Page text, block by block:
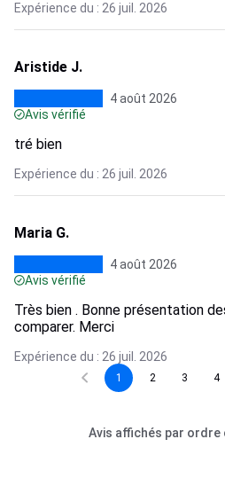
Expérience du : 26 juil. 2026
Aristide J.
4 août 2026
Avis vérifié
tré bien
Expérience du : 26 juil. 2026
Maria G.
4 août 2026
Avis vérifié
Très bien . Bonne présentation
comparer. Merci
Expérience du : 26 juil. 2026
1 2 3 4
Avis affichés par